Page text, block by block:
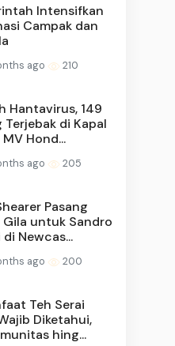
Intensifkan
Campak dan
ago 210
Hantavirus, 149
Terjebak di Kapal
MV Hond...
ago 205
Pasang
Gila untuk Sandro
Newcas...
ago 200
Teh Serai
Diketahui,
hing...